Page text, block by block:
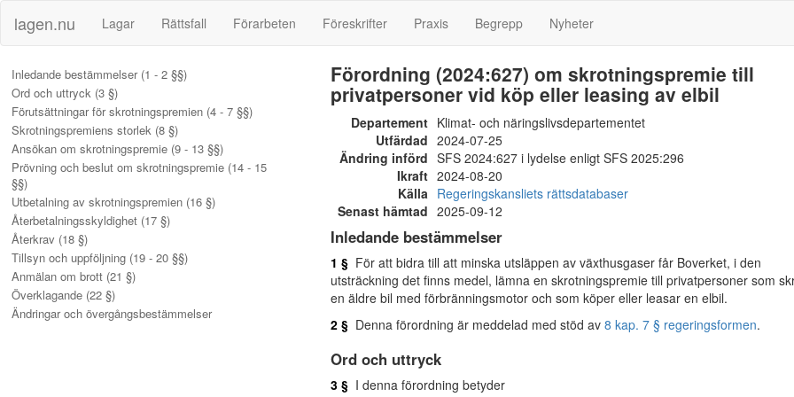
lagen.nu Lagar Rättsfall Förarbeten Föreskrifter Praxis Begrepp Nyheter
Inledande bestämmelser (1 - 2 §§)
Ord och uttryck (3 §)
Förutsättningar för skrotningspremien (4 - 7 §§)
Skrotningspremiens storlek (8 §)
Ansökan om skrotningspremie (9 - 13 §§)
Prövning och beslut om skrotningspremie (14 - 15
§§)
Utbetalning av skrotningspremien (16 §)
Återbetalningsskyldighet (17 §)
Återkrav (18 §)
Tillsyn och uppföljning (19 - 20 §§)
Anmälan om brott (21 §)
Överklagande (22 §)
Ändringar och övergångsbestämmelser
Förordning (2024:627) om skrotningspremie till
privatpersoner vid köp eller leasing av elbil
Departement Klimat- och näringslivsdepartementet
Utfärdad 2024-07-25
Ändring införd SFS 2024:627 i lydelse enligt SFS 2025:296
Ikraft 2024-08-20
Källa Regeringskansliets rättsdatabaser
Senast hämtad 2025-09-12
Inledande bestämmelser
1 § För att bidra till att minska utsläppen av växthusgaser får Boverket, i den
utsträckning det finns medel, lämna en skrotningspremie till privatpersoner som
en äldre bil med förbränningsmotor och som köper eller leasar en elbil.
2 § Denna förordning är meddelad med stöd av 8 kap. 7 § regeringsformen.
Ord och uttryck
3 § I denna förordning betyder